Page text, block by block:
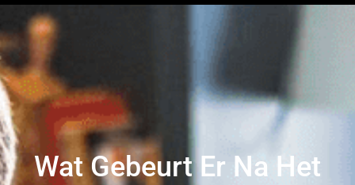
Wat Gebeurt Er Na Het